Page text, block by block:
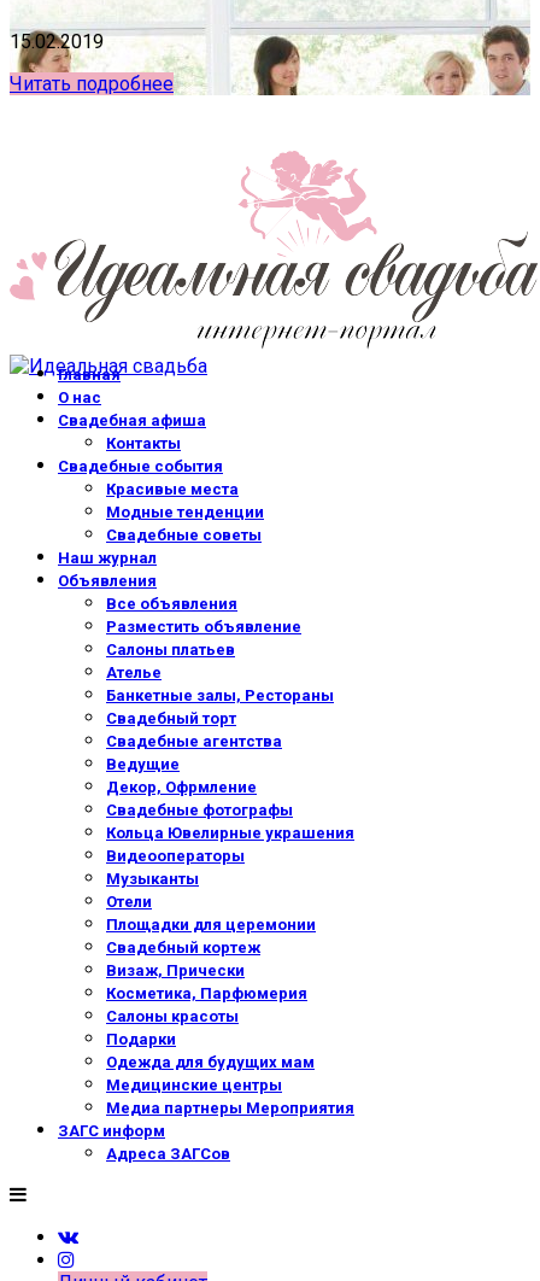
15.02.2019
Читать подробнее
Главная
О нас
Свадебная афиша
Контакты
Свадебные события
Красивые места
Модные тенденции
Свадебные советы
Наш журнал
Объявления
Все объявления
Разместить объявление
Салоны платьев
Ателье
Банкетные залы, Рестораны
Свадебный торт
Свадебные агентства
Ведущие
Декор, Офрмление
Свадебные фотографы
Кольца Ювелирные украшения
Видеооператоры
Музыканты
Отели
Площадки для церемонии
Свадебный кортеж
Визаж, Прически
Косметика, Парфюмерия
Салоны красоты
Подарки
Одежда для будущих мам
Медицинские центры
Медиа партнеры Мероприятия
ЗАГС информ
Адреса ЗАГСов